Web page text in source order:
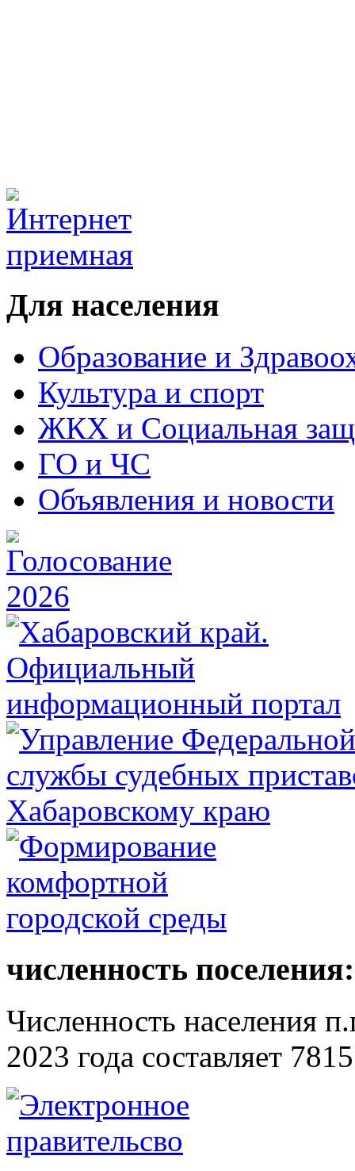
Для населения
Образование и
Культура и спорт
ЖКХ и Социальная
ГО и ЧС
Объявления и новости
численность поселения:
Численность населения
2023 года составляет